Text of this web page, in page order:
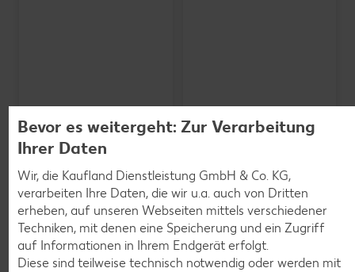
SCHWARZWALDMILCH
Bioland frische Vollmilch,
3,8 % Fett
Bevor es weitergeht: Zur Verarbeitung
Ihrer Daten
Wir, die Kaufland Dienstleistung GmbH & Co. KG,
verarbeiten Ihre Daten, die wir u.a. auch von Dritten
erheben, auf unseren Webseiten mittels verschiedener
Techniken, mit denen eine Speicherung und ein Zugriff
auf Informationen in Ihrem Endgerät erfolgt.
Diese sind teilweise technisch notwendig oder werden mit